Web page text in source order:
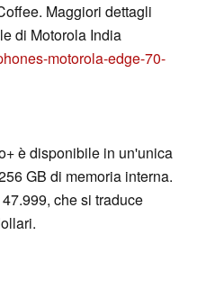
Maggiori dettagli
di Motorola India
motorola-edge-70-
è disponibile in un'unica
GB di memoria interna.
che si traduce